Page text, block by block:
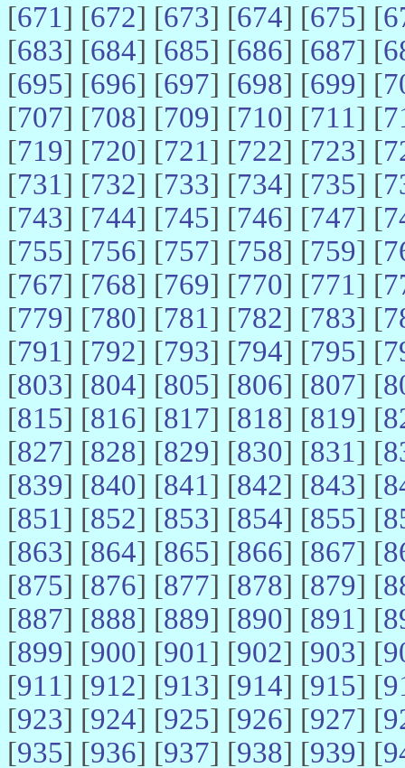
[671] [672] [673] [674] [675] [
[683] [684] [685] [686] [687] [
[695] [696] [697] [698] [699] [
[707] [708] [709] [710] [711] [
[719] [720] [721] [722] [723] [
[731] [732] [733] [734] [735] [
[743] [744] [745] [746] [747] [
[755] [756] [757] [758] [759] [
[767] [768] [769] [770] [771] [
[779] [780] [781] [782] [783] [
[791] [792] [793] [794] [795] [
[803] [804] [805] [806] [807] [
[815] [816] [817] [818] [819] [
[827] [828] [829] [830] [831] [
[839] [840] [841] [842] [843] [
[851] [852] [853] [854] [855] [
[863] [864] [865] [866] [867] [
[875] [876] [877] [878] [879] [
[887] [888] [889] [890] [891] [
[899] [900] [901] [902] [903] [
[911] [912] [913] [914] [915] [
[923] [924] [925] [926] [927] [
[935] [936] [937] [938] [939] [